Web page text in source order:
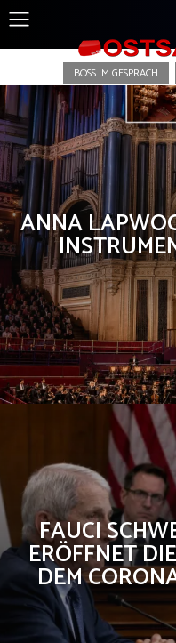
Die
BOSS IM GESPRÄCH
ANNA
FAUCI
ERÖFFNET
DEM